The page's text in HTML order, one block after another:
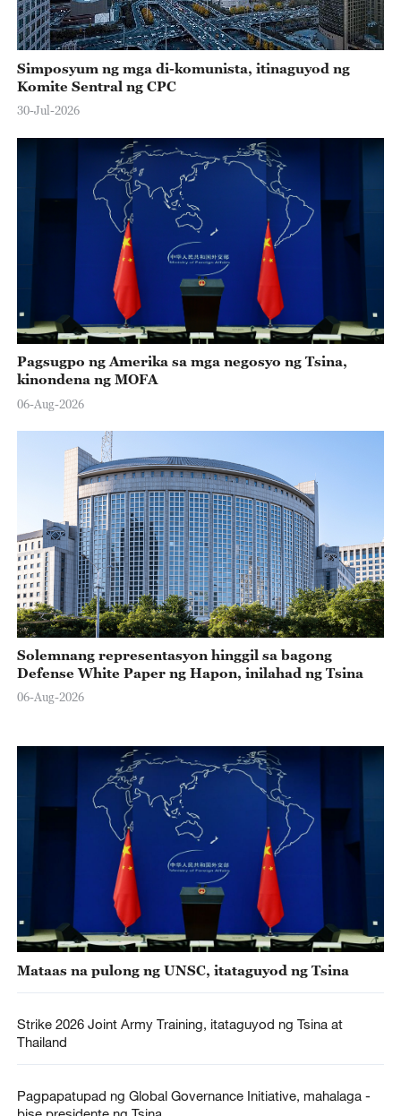
Simposyum ng mga di-komunista, itinaguyod ng
Komite Sentral ng CPC
30-Jul-2026
Pagsugpo ng Amerika sa mga negosyo ng Tsina,
kinondena ng MOFA
06-Aug-2026
Solemnang representasyon hinggil sa bagong
Defense White Paper ng Hapon, inilahad ng Tsina
06-Aug-2026
Mataas na pulong ng UNSC, itataguyod ng Tsina
Strike 2026 Joint Army Training, itataguyod ng Tsina at
Thailand
Pagpapatupad ng Global Governance Initiative, mahalaga -